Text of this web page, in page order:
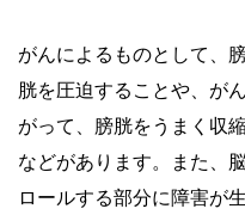
がんによるものとして、
胱を圧迫することや、が
がって、膀胱をうまく収
などがあります。また、
ロールする部分に障害が